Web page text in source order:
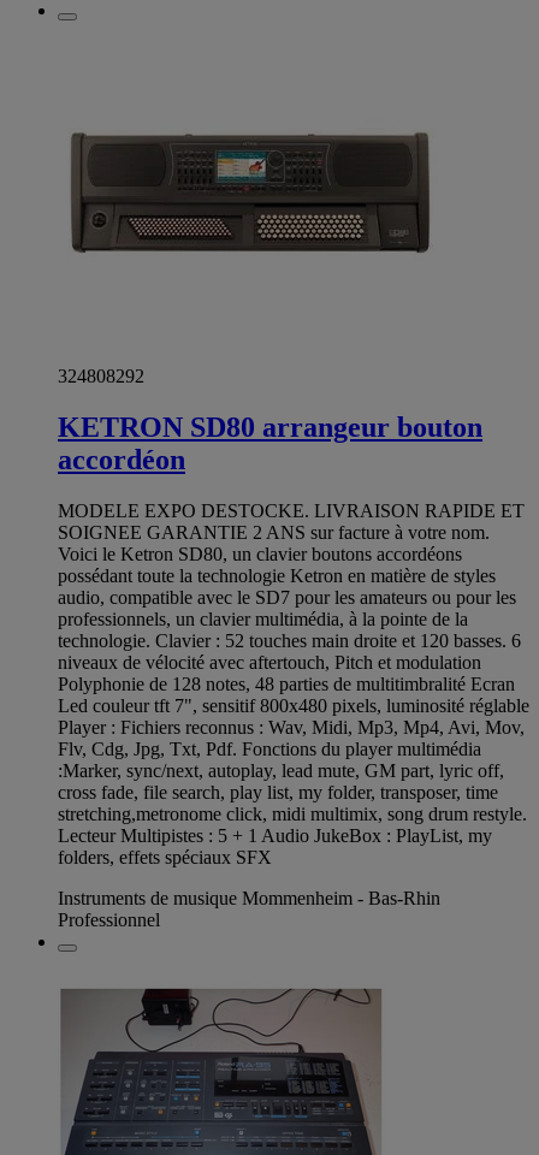
324808292
KETRON SD80 arrangeur bouton
accordéon
MODELE EXPO DESTOCKE. LIVRAISON RAPIDE ET
SOIGNEE GARANTIE 2 ANS sur facture à votre nom.
Voici le Ketron SD80, un clavier boutons accordéons
possédant toute la technologie Ketron en matière de styles
audio, compatible avec le SD7 pour les amateurs ou pour les
professionnels, un clavier multimédia, à la pointe de la
technologie. Clavier : 52 touches main droite et 120 basses. 6
niveaux de vélocité avec aftertouch, Pitch et modulation
Polyphonie de 128 notes, 48 parties de multitimbralité Ecran
Led couleur tft 7", sensitif 800x480 pixels, luminosité réglable
Player : Fichiers reconnus : Wav, Midi, Mp3, Mp4, Avi, Mov,
Flv, Cdg, Jpg, Txt, Pdf. Fonctions du player multimédia
:Marker, sync/next, autoplay, lead mute, GM part, lyric off,
cross fade, file search, play list, my folder, transposer, time
stretching,metronome click, midi multimix, song drum restyle.
Lecteur Multipistes : 5 + 1 Audio JukeBox : PlayList, my
folders, effets spéciaux SFX
Instruments de musique Mommenheim - Bas-Rhin
Professionnel